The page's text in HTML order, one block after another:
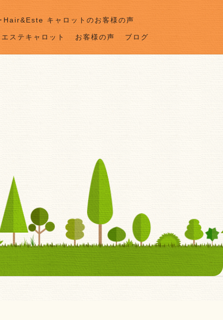
Hair&Este キャロットのお客様の声
ステキャロット お客様の声 ブログ